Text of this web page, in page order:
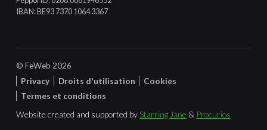
IBAN: BE93 7370 1064 3367
© FeWeb 2026
Privacy
Droits d'utilisation
Cookies
Termes et conditions
Website created and supported by Starring Jane & Procurios